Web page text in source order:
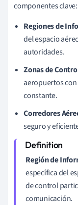
componentes clave:
Regiones de
del espacio
autoridades.
Zonas de
aeropuertos
constante.
Corredores
seguro y
Región de
específica del
de control
comunicación.